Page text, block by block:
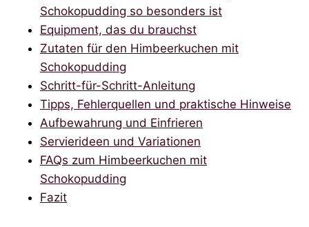
Schokopudding so besonders ist
Equipment, das du brauchst
Zutaten für den Himbeerkuchen mit
Schokopudding
Schritt-für-Schritt-Anleitung
Tipps, Fehlerquellen und praktische Hinweise
Aufbewahrung und Einfrieren
Servierideen und Variationen
FAQs zum Himbeerkuchen mit
Schokopudding
Fazit